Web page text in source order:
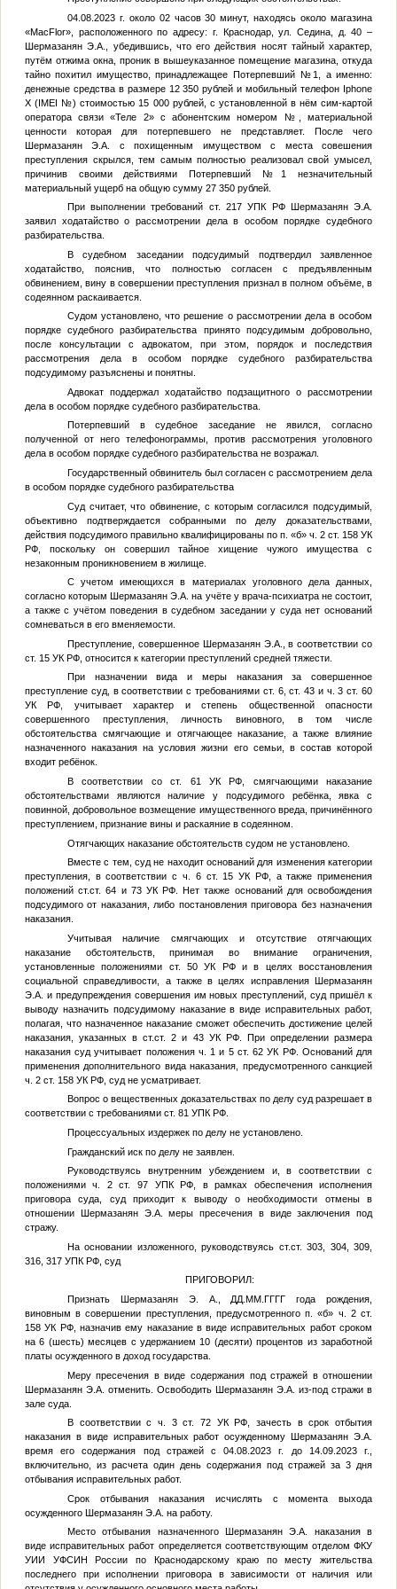
04.08.2023 г. около 02 часов 30 минут, находясь около магазина
«MacFlor», расположенного по адресу: г. Краснодар, ул. Седина, д. 40 –
Шермазанян Э.А.
, убедившись, что его действия носят тайный характер,
путём отжима окна, проник в вышеуказанное помещение магазина, откуда
тайно похитил имущество, принадлежащее Потерпевший №1
, а именно:
денежные средства в размере 12 350 рублей и мобильный телефон Iphone
X (IMEI №) стоимостью 15 000 рублей, с установленной в нём сим-картой
оператора связи «Теле 2» с абонентским номером
№
, материальной
ценности которая для потерпевшего не представляет. После чего
Шермазанян Э.А.
с похищенным имуществом с места совешения
преступления скрылся, тем самым полностью реализовал свой умысел,
причинив своими действиями Потерпевший №1
незначительный
материальный ущерб на общую сумму 27 350 рублей.
При выполнении требований ст. 217 УПК РФ Шермазанян Э.А.
заявил ходатайство о рассмотрении дела в особом порядке судебного
разбирательства.
В судебном заседании подсудимый подтвердил заявленное
ходатайство, пояснив, что полностью согласен с предъявленным
обвинением, вину в совершении преступления признал в полном объёме, в
содеянном раскаивается.
Судом установлено, что решение о рассмотрении дела в особом
порядке судебного разбирательства принято подсудимым добровольно,
после консультации с адвокатом, при этом, порядок и последствия
рассмотрения дела в особом порядке судебного разбирательства
подсудимому разъяснены и понятны.
Адвокат поддержал ходатайство подзащитного о рассмотрении
дела в особом порядке судебного разбирательства.
Потерпевший в судебное заседание не явился, согласно
полученной от него телефонограммы, против рассмотрения уголовного
дела в особом порядке судебного разбирательства не возражал.
Государственный обвинитель был согласен с рассмотрением дела
в особом порядке судебного разбирательства
Суд считает, что обвинение, с которым согласился подсудимый,
объективно подтверждается собранными по делу доказательствами,
действия подсудимого правильно квалифицированы по п. «б» ч. 2 ст. 158 УК
РФ, поскольку он совершил тайное хищение чужого имущества с
незаконным проникновением в жилище.
С учетом имеющихся в материалах уголовного дела данных,
согласно которым
Шермазанян Э.А. на учёте у врача-психиатра не состоит,
а также с учётом поведения в судебном заседании у суда нет оснований
сомневаться в его вменяемости.
Преступление, совершенное Шермазанян Э.А.
, в соответствии со
ст. 15 УК РФ, относится к категории преступлений средней тяжести.
При назначении вида и меры наказания за совершенное
преступление суд, в соответствии с требованиями ст. 6, ст. 43 и ч. 3 ст. 60
УК РФ, учитывает характер и степень общественной опасности
совершенного преступления, личность виновного, в том числе
обстоятельства смягчающие и отягчающее наказание, а также влияние
назначенного наказания на условия жизни его семьи, в состав которой
входит ребёнок.
В соответствии со ст. 61 УК РФ, смягчающими наказание
обстоятельствами являются наличие у подсудимого ребёнка, явка с
повинной, добровольное возмещение имущественного вреда, причинённого
преступлением, признание вины и раскаяние в содеянном.
Отягчающих наказание обстоятельств судом не установлено.
Вместе с тем, суд не находит оснований для изменения категории
преступления, в соответствии с ч. 6 ст. 15 УК РФ, а также применения
положений ст.ст. 64 и 73 УК РФ. Нет также оснований для освобождения
подсудимого от наказания, либо постановления приговора без назначения
наказания.
Учитывая наличие смягчающих и отсутствие отягчающих
наказание обстоятельств, принимая во внимание ограничения,
установленные положениями ст. 50 УК РФ и в целях восстановления
социальной справедливости, а также в целях исправленияШермазанян
Э.А. и предупреждения совершения им новых преступлений, суд пришёл к
выводу назначить подсудимому наказание в виде исправительных работ,
полагая, что назначенное наказание сможет обеспечить достижение целей
наказания, указанных в ст.ст. 2 и 43 УК РФ. При определении размера
наказания суд учитывает положения ч. 1 и 5 ст. 62 УК РФ. Оснований для
применения дополнительного вида наказания, предусмотренного санкцией
ч. 2 ст. 158 УК РФ, суд не усматривает.
Вопрос о вещественных доказательствах по делу суд разрешает в
соответствии с требованиями ст. 81 УПК РФ.
Процессуальных издержек по делу не установлено.
Гражданский иск по делу не заявлен.
Руководствуясь внутренним убеждением и, в соответствии с
положениями ч. 2 ст. 97 УПК РФ, в рамках обеспечения исполнения
приговора суда, суд приходит к выводу о необходимости отмены в
отношении
Шермазанян Э.А.
меры пресечения в виде заключения под
стражу.
На основании изложенного, руководствуясь ст.ст. 303, 304, 309,
316, 317 УПК РФ, суд
ПРИГОВОРИЛ:
Признать Шермазанян Э. А. ДД.ММ.ГГГГ года рождения,
виновным в совершении преступления, предусмотренного п. «б» ч. 2 ст.
158 УК РФ, назначив ему наказание в виде исправительных работ сроком
на 6 (шесть) месяцев с удержанием 10 (десяти) процентов из заработной
платы осужденного в доход государства.
Меру пресечения в виде содержания под стражей в отношении
Шермазанян Э.А. отменить. ОсвободитьШермазанян Э.А. из-под стражи в
зале суда.
В соответствии с ч. 3 ст. 72 УК РФ, зачесть в срок отбытия
наказания в виде исправительных работ осужденномуШермазанян Э.А.
время его содержания под стражей с 04.08.2023 г. до 14.09.2023 г.,
включительно, из расчета один день содержания под стражей за 3 дня
отбывания исправительных работ.
Срок отбывания наказания исчислять с момента выхода
осужденного Шермазанян Э.А. на работу.
Место отбывания назначенного
Шермазанян Э.А.
наказания в
виде исправительных работ определяется соответствующим отделом ФКУ
УИИ УФСИН России по Краснодарскому краю по месту жительства
последнего при исполнении приговора в зависимости от наличия или